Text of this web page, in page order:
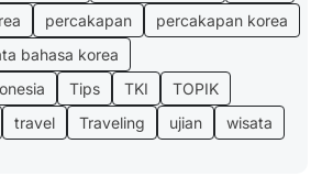
percakapan
percakapan korea
bahasa korea
Tips TKI
TOPIK
travel Traveling ujian
wisata